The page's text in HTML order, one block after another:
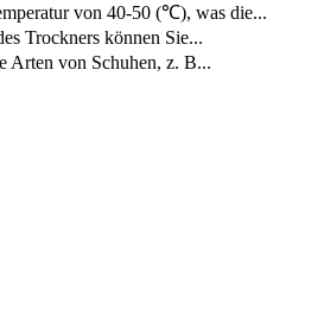
von 40-50 (℃), was die...
Trockners können Sie...
Arten von Schuhen, z. B...